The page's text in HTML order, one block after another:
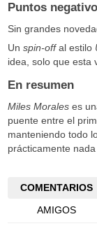
Puntos
Sin grandes
Unspin-offal estilo
idea, solo que esta
En resumen
Miles Morales es
puente entre el
manteniendo todo
prácticamente
COMENTARIOS
AMIGOS